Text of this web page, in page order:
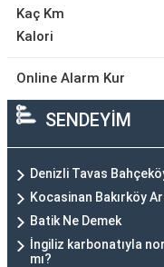
Kaç Km
Kalori
Online Alarm Kur
SENDEYİM
Denizli Tavas
Kocasinan Bakırköy
Batik Ne Demek
İngiliz karbonatıyla
mı?